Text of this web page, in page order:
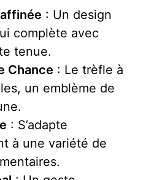
: Un design
complète avec
tenue.
Chance : Le trèfle à
un emblème de
: S’adapte
à une variété de